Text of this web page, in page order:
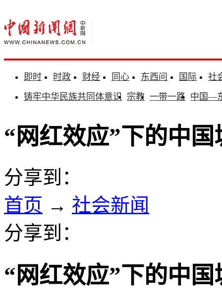
即时 时政 财经 同心 东西问 国际
社
铸牢中华民族共同体意识 宗教 一带一路 中国—
“网红效应”下的中
分享到：
首页 → 社会新闻
分享到：
“网红效应”下的中